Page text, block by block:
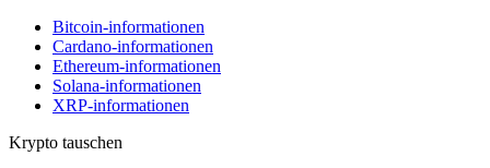
Bitcoin-informationen
Cardano-informationen
Ethereum-informationen
Solana-informationen
XRP-informationen
Krypto tauschen